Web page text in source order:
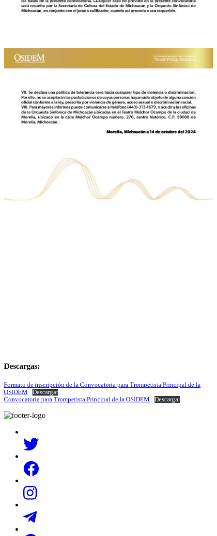
Descargas:
Formato de inscripción de la Convocatoria para Trompetista Principal de la
OSIDEM
Descargar
Convocatoria para Trompetista Principal de la OSIDEM
Descargar